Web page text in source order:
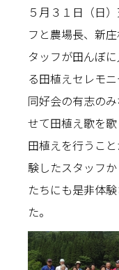
５月３１日（日
フと農場長、新
タッフが田んぼ
る田植えセレモ
同好会の有志の
せて田植え歌を
田植えを行うこ
験したスタッフ
たちにも是非体
た。